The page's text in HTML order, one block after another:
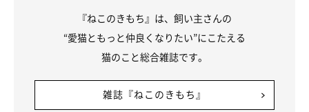
『ねこのきもち』は、飼い主さんの
“愛猫ともっと仲良くなりたい”にこたえる
猫のこと総合雑誌です。
雑誌『ねこのきもち』